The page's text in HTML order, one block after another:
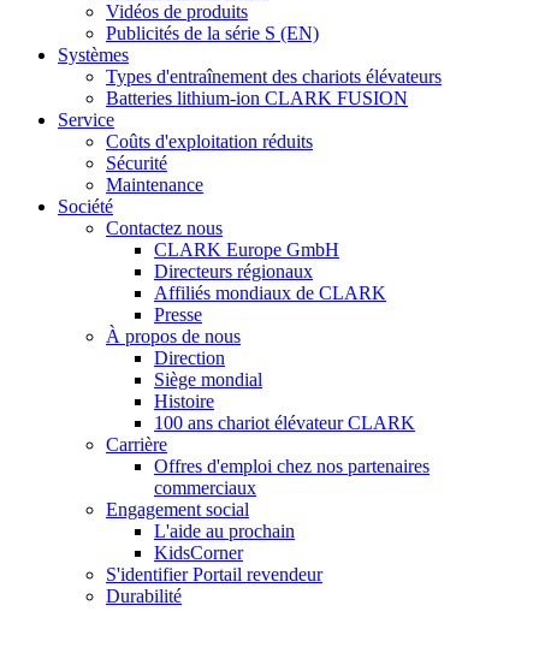
Vidéos de produits
Publicités de la série S (EN)
Systèmes
Types d'entraînement des chariots élévateurs
Batteries lithium-ion CLARK FUSION
Service
Coûts d'exploitation réduits
Sécurité
Maintenance
Société
Contactez nous
CLARK Europe GmbH
Directeurs régionaux
Affiliés mondiaux de CLARK
Presse
À propos de nous
Direction
Siège mondial
Histoire
100 ans chariot élévateur CLARK
Carrière
Offres d'emploi chez nos partenaires
commerciaux
Engagement social
L'aide au prochain
KidsCorner
S'identifier Portail revendeur
Durabilité